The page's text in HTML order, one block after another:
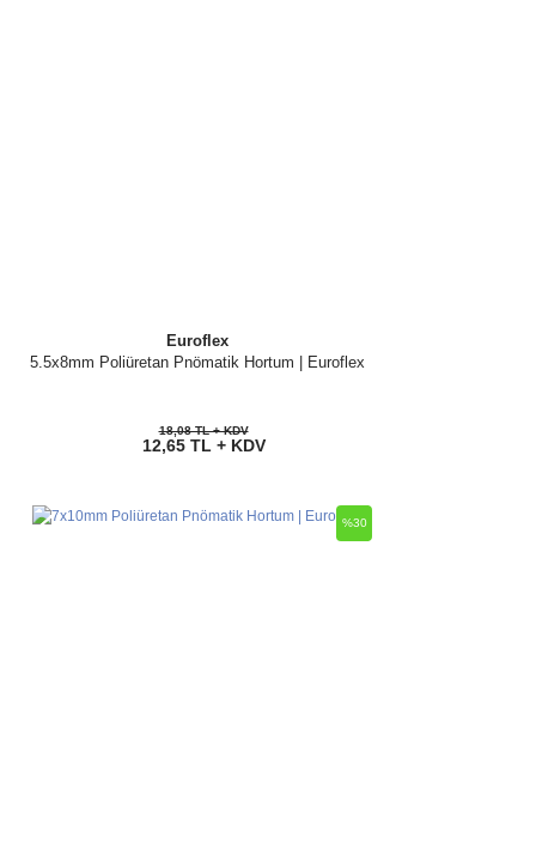
Euroflex
5.5x8mm Poliüretan Pnömatik Hortum | Euroflex
18,08 TL + KDV
12,65 TL + KDV
%30